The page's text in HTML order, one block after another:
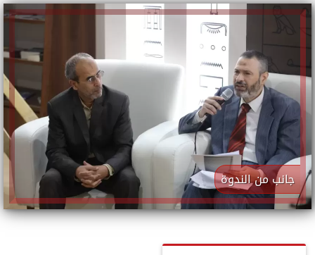
جانب من الندوة